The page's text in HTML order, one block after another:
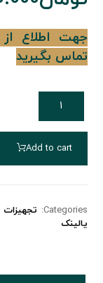
جهت اطلاع
تماس بگیرید
Add to cart
Categories:
یالینک